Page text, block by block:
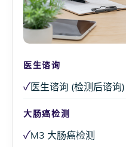
医生谘询
✓医生谘询 (检测后谘询)
大肠癌检测
✓M3 大肠癌检测